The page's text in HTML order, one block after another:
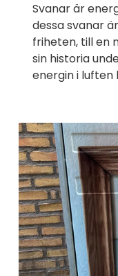
Svanar är
dessa svanar
friheten, till en
sin historia
energin i luften